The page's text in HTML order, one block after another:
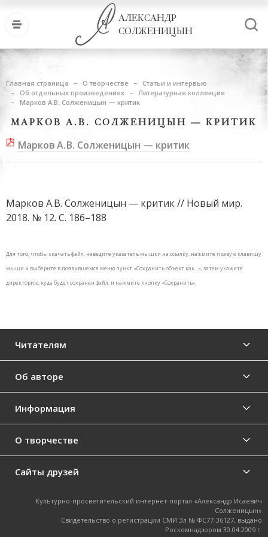
АЛЕКСАНДР
СОЛЖЕНИЦЫН
Главная страница О творчестве
Статьи и интервью
Об отдельных произведениях
Литературная коллекция
Марков А.В. Солженицын — критик
МАРКОВ А.В. СОЛЖЕНИЦЫН — КРИТИК
Марков А.В. Солженицын — критик
Марков А.В. Солженицын — критик // Новый мир.
2018. № 12. С. 186–188
Для того, чтобы скачать файл, наведите указатель мышки на ссылку, нажмите правую клавишу
мыши и выберите в появившемся меню пункт «Сохранить объект как…», затем укажите
директорию, куда будет сохранен файл, и нажмите кнопку «Сохранить».
Читателям
Об авторе
Информация
О творчестве
Сайты друзей
Культурно-просветительский интернет-портал «Александр Исаевич
Солженицын»
Свидетельство о регистрации СМИ Эл № ФС77-36127, выдано
Роскомнадзором 30.04.2009 г.